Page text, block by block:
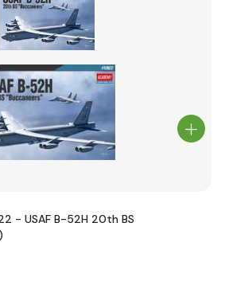
- USAF B-52H 20th BS